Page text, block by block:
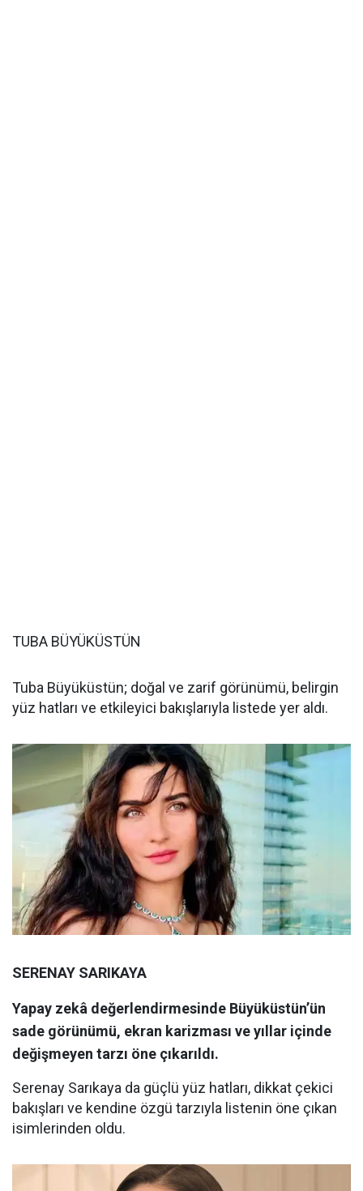
TUBA BÜYÜKÜSTÜN
Tuba Büyüküstün; doğal ve zarif görünümü, belirgin
yüz hatları ve etkileyici bakışlarıyla listede yer aldı.
SERENAY SARIKAYA
Yapay zekâ değerlendirmesinde Büyüküstün’ün
sade görünümü, ekran karizması ve yıllar içinde
değişmeyen tarzı öne çıkarıldı.
Serenay Sarıkaya da güçlü yüz hatları, dikkat çekici
bakışları ve kendine özgü tarzıyla listenin öne çıkan
isimlerinden oldu.